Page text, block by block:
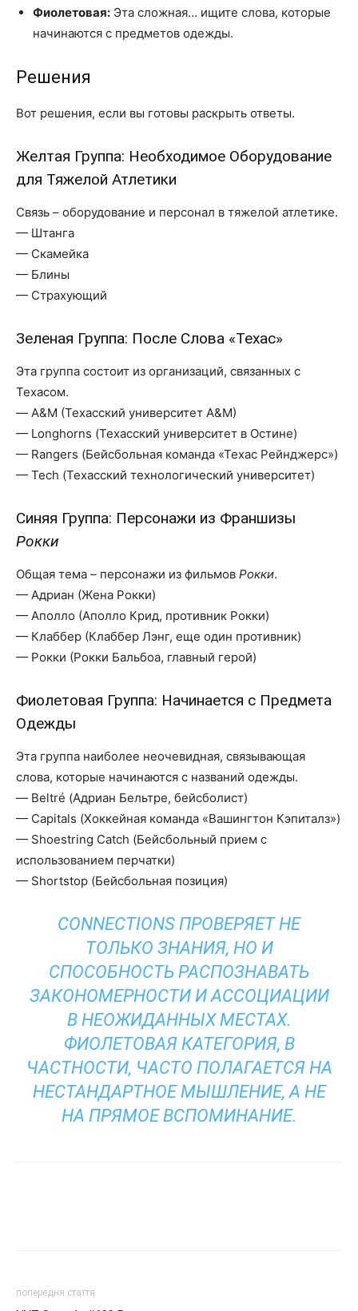
Фиолетовая: Эта сложная… ищите слова, которые
начинаются с предметов одежды.
Решения
Вот решения, если вы готовы раскрыть ответы.
Желтая Группа: Необходимое Оборудование
для Тяжелой Атлетики
Связь – оборудование и персонал в тяжелой атлетике.
— Штанга
— Скамейка
— Блины
— Страхующий
Зеленая Группа: После Слова «Техас»
Эта группа состоит из организаций, связанных с
Техасом.
— A&M (Техасский университет A&M)
— Longhorns (Техасский университет в Остине)
— Rangers (Бейсбольная команда «Техас Рейнджерс»)
— Tech (Техасский технологический университет)
Синяя Группа: Персонажи из Франшизы
Рокки
Общая тема – персонажи из фильмов Рокки.
— Адриан (Жена Рокки)
— Аполло (Аполло Крид, противник Рокки)
— Клаббер (Клаббер Лэнг, еще один противник)
— Рокки (Рокки Бальбоа, главный герой)
Фиолетовая Группа: Начинается с Предмета
Одежды
Эта группа наиболее неочевидная, связывающая
слова, которые начинаются с названий одежды.
— Beltré (Адриан Бельтре, бейсболист)
— Capitals (Хоккейная команда «Вашингтон Кэпиталз»)
— Shoestring Catch (Бейсбольный прием с
использованием перчатки)
— Shortstop (Бейсбольная позиция)
CONNECTIONS ПРОВЕРЯЕТ НЕ
ТОЛЬКО ЗНАНИЯ, НО И
СПОСОБНОСТЬ РАСПОЗНАВАТЬ
ЗАКОНОМЕРНОСТИ И АССОЦИАЦИИ
В НЕОЖИДАННЫХ МЕСТАХ.
ФИОЛЕТОВАЯ КАТЕГОРИЯ, В
ЧАСТНОСТИ, ЧАСТО ПОЛАГАЕТСЯ НА
НЕСТАНДАРТНОЕ МЫШЛЕНИЕ, А НЕ
НА ПРЯМОЕ ВСПОМИНАНИЕ.
попередня стаття